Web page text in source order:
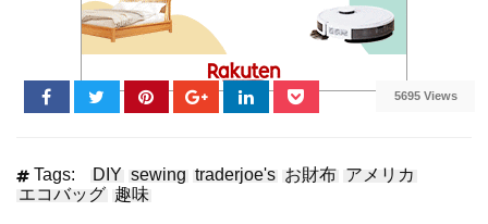
5695 Views
Tags: DIY sewing traderjoe's お財布 アメリカ
エコバッグ 趣味